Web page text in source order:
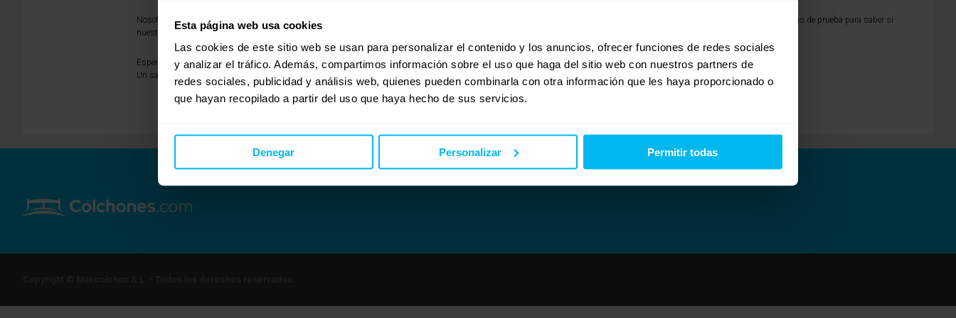
Esta página web usa cookies
Las cookies de este sitio web se usan para personalizar el contenido y los anuncios, ofrecer funciones de redes sociales
y analizar el tráfico. Además, compartimos información sobre el uso que haga del sitio web con nuestros partners de
redes sociales, publicidad y análisis web, quienes pueden combinarla con otra información que les haya proporcionado o
que hayan recopilado a partir del uso que haya hecho de sus servicios.
Denegar Personalizar Permitir todas
Nosotros en LOMONACO tenemos un servicio gratuito, con el que un Asesor Del Descanso os recomienda que opción es mejor para vosotros. Además siempre disponeis de 7 días de prueba para saber si
nuestro colchón es el mejor para vosotros. Puedes ponerte en contacto con nosotros en el 902508518
Espero haberte ayudado;
Un saludo de Paula de LOMONACO